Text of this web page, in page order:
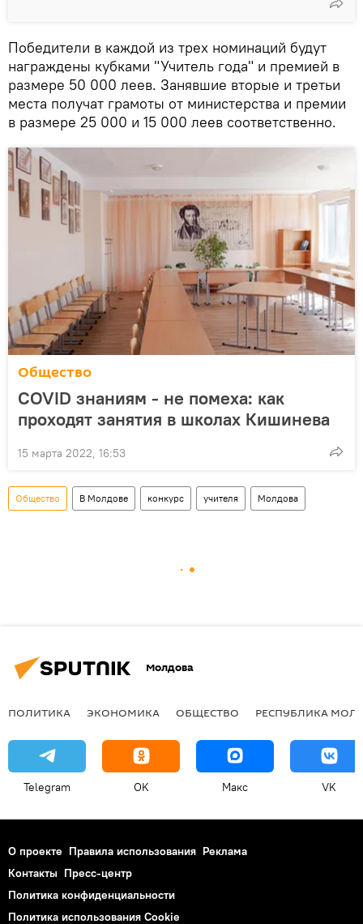
Победители в каждой из трех номинаций будут
награждены кубками "Учитель года" и премией в
размере 50 000 леев. Занявшие вторые и третьи
места получат грамоты от министерства и премии
в размере 25 000 и 15 000 леев соответственно.
Общество
COVID знаниям - не помеха: как
проходят занятия в школах Кишинева
15 марта 2022, 16:53
Общество В Молдове конкурс учителя Молдова
Молдова
ПОЛИТИКА ЭКОНОМИКА ОБЩЕСТВО РЕСПУБЛИКА
Telegram OK Макс VK
О проекте Правила использования Реклама
Контакты Пресс-центр
Политика конфиденциальности
Политика использования Cookie